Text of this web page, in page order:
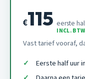
€115 eerste
INCL. BTW
Vast tarief vooraf,
Eerste half uur